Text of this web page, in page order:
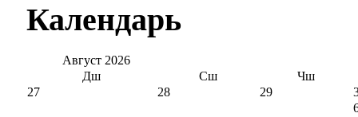
Календарь
Август 2026
Дш
Сш
Чш
27
28 29